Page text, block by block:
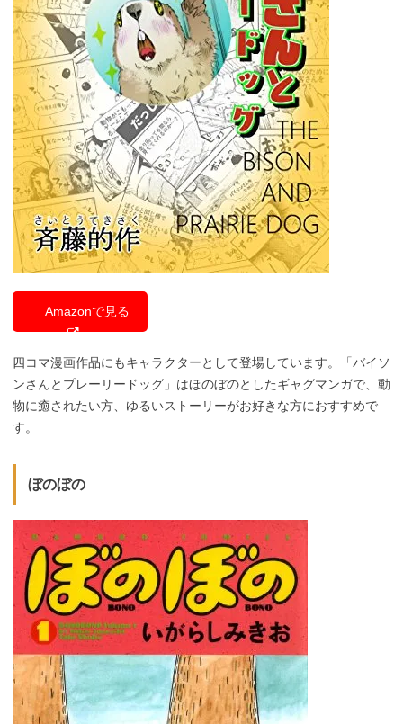
Amazonで見る
四コマ漫画作品にもキャラクターとして登場しています。「バイソ
ンさんとプレーリードッグ」はほのぼのとしたギャグマンガで、動
物に癒されたい方、ゆるいストーリーがお好きな方におすすめで
す。
ぼのぼの